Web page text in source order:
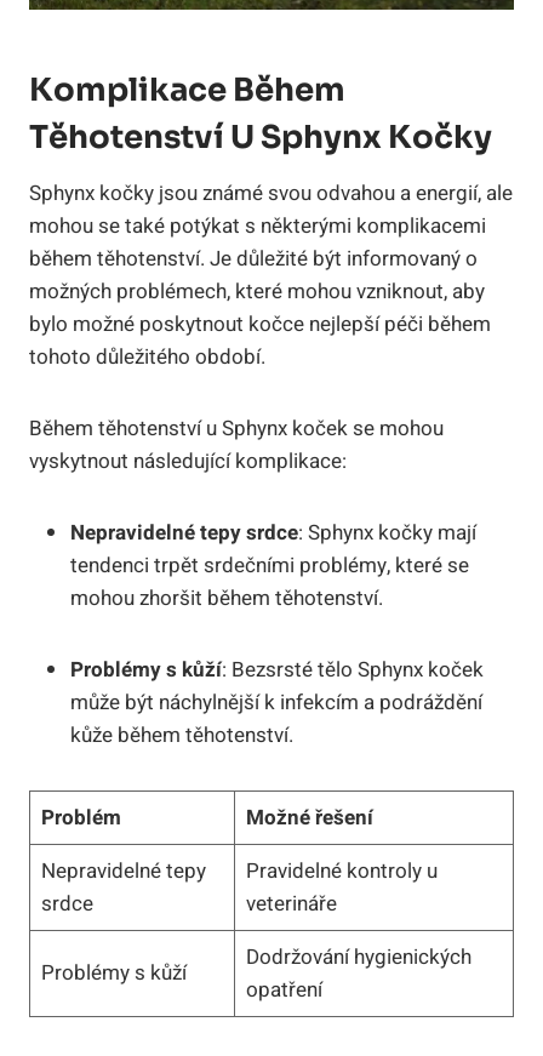
Komplikace Během
Těhotenství U Sphynx Kočky
Sphynx kočky jsou známé svou odvahou a energií, ale
mohou se také potýkat s některými komplikacemi
během těhotenství. Je důležité být informovaný o
možných problémech, které mohou vzniknout, aby
bylo možné poskytnout kočce nejlepší péči během
tohoto důležitého období.
Během těhotenství u Sphynx koček se mohou
vyskytnout následující komplikace:
Nepravidelné tepy srdce: Sphynx kočky mají
tendenci trpět srdečními problémy, které se
mohou zhoršit během těhotenství.
Problémy s kůží: Bezsrsté tělo Sphynx koček
může být náchylnější k infekcím a podráždění
kůže během těhotenství.
Problém
Možné řešení
Nepravidelné tepy
srdce
Pravidelné kontroly u
veterináře
Problémy s kůží
Dodržování hygienických
opatření